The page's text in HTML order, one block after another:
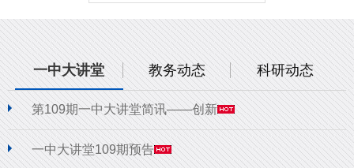
一中大讲堂 教务动态 科研动态
第109期一中大讲堂简讯——创新
一中大讲堂109期预告